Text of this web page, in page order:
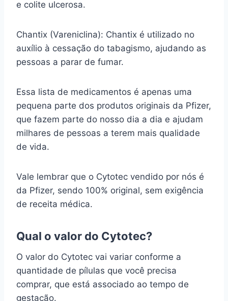
e colite ulcerosa.
Chantix (Vareniclina): Chantix é utilizado no
auxílio à cessação do tabagismo, ajudando as
pessoas a parar de fumar.
Essa lista de medicamentos é apenas uma
pequena parte dos produtos originais da Pfizer,
que fazem parte do nosso dia a dia e ajudam
milhares de pessoas a terem mais qualidade
de vida.
Vale lembrar que o Cytotec vendido por nós é
da Pfizer, sendo 100% original, sem exigência
de receita médica.
Qual o valor do Cytotec?
O valor do Cytotec vai variar conforme a
quantidade de pílulas que você precisa
comprar, que está associado ao tempo de
gestação.